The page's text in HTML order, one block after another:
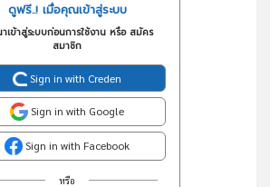
ดูฟรี..! เมื่อคุณเข้าสู่ระบบ
เข้าสู่ระบบก่อนการใช้งาน หรือ สมัคร
สมาชิก
Sign in with Creden
Sign in with Google
Sign in with Facebook
หรือ